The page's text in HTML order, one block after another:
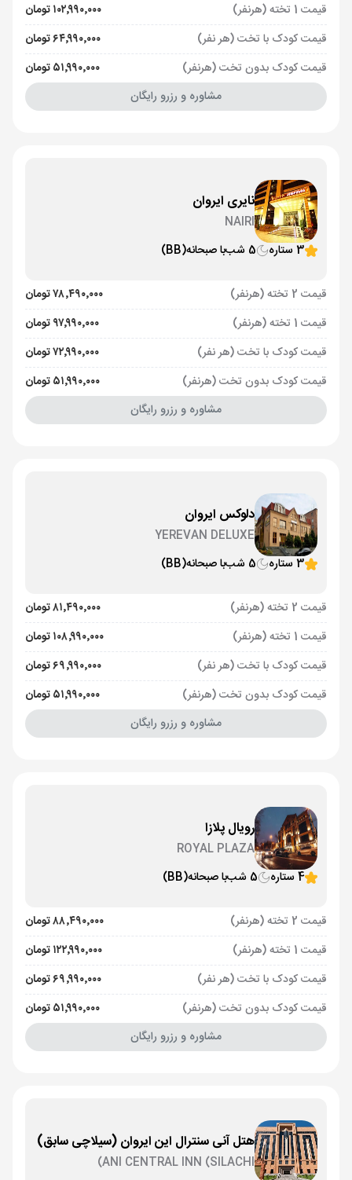
قیمت 1 تخته (هرنفر)
۱۰۲٬۹۹۰٬۰۰۰ تومان
قیمت کودک با تخت (هر نفر)
۶۴٬۹۹۰٬۰۰۰ تومان
قیمت کودک بدون تخت (هرنفر)
۵۱٬۹۹۰٬۰۰۰ تومان
مشاوره و رزرو رایگان
نایری ایروان
NAIRI
3 ستاره
5 شب با صبحانه(BB)
قیمت 2 تخته (هرنفر)
۷۸٬۴۹۰٬۰۰۰ تومان
قیمت 1 تخته (هرنفر)
۹۷٬۹۹۰٬۰۰۰ تومان
قیمت کودک با تخت (هر نفر)
۷۲٬۹۹۰٬۰۰۰ تومان
قیمت کودک بدون تخت (هرنفر)
۵۱٬۹۹۰٬۰۰۰ تومان
مشاوره و رزرو رایگان
دلوکس ایروان
YEREVAN DELUXE
3 ستاره
5 شب با صبحانه(BB)
قیمت 2 تخته (هرنفر)
۸۱٬۴۹۰٬۰۰۰ تومان
قیمت 1 تخته (هرنفر)
۱۰۸٬۹۹۰٬۰۰۰ تومان
قیمت کودک با تخت (هر نفر)
۶۹٬۹۹۰٬۰۰۰ تومان
قیمت کودک بدون تخت (هرنفر)
۵۱٬۹۹۰٬۰۰۰ تومان
مشاوره و رزرو رایگان
رویال پلازا
ROYAL PLAZA
4 ستاره
5 شب با صبحانه(BB)
قیمت 2 تخته (هرنفر)
۸۸٬۴۹۰٬۰۰۰ تومان
قیمت 1 تخته (هرنفر)
۱۲۲٬۹۹۰٬۰۰۰ تومان
قیمت کودک با تخت (هر نفر)
۶۹٬۹۹۰٬۰۰۰ تومان
قیمت کودک بدون تخت (هرنفر)
۵۱٬۹۹۰٬۰۰۰ تومان
مشاوره و رزرو رایگان
هتل آنی سنترال این ایروان (سیلاچی سابق)
ANI CENTRAL INN (SILACHI)